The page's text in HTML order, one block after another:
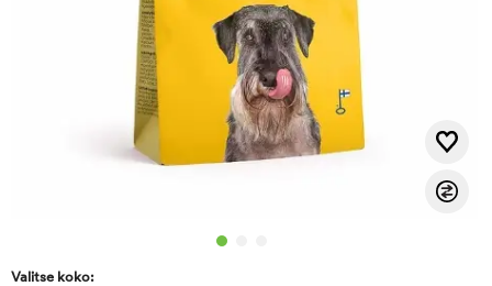
Valitse koko: